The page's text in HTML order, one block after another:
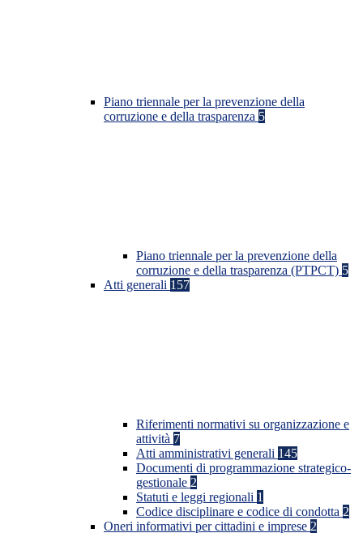
Piano triennale per la prevenzione della
corruzione e della trasparenza 5
Piano triennale per la prevenzione della
corruzione e della trasparenza (PTPCT) 5
Atti generali 157
Riferimenti normativi su organizzazione e
attività 7
Atti amministrativi generali 145
Documenti di programmazione strategico-
gestionale 2
Statuti e leggi regionali 1
Codice disciplinare e codice di condotta 2
Oneri informativi per cittadini e imprese 2